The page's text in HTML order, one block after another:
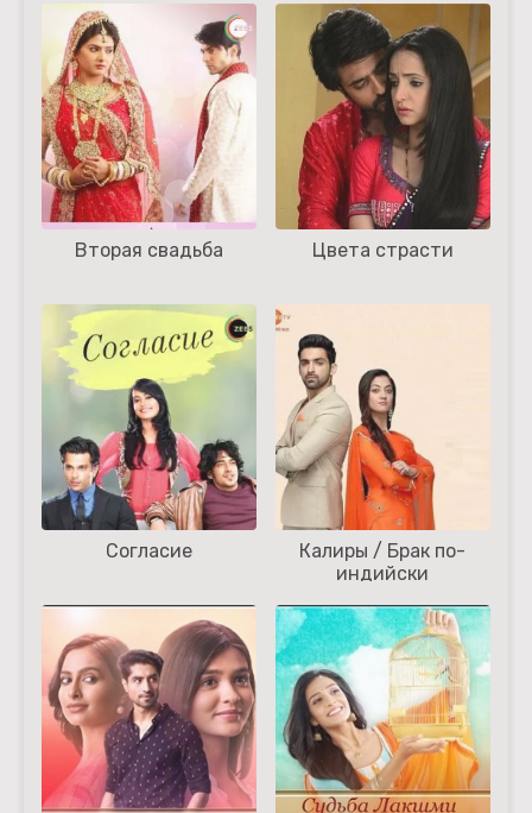
Вторая свадьба Цвета страсти
Согласие
Калиры / Брак по-
индийски